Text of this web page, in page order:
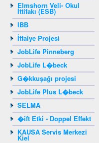
Elmshorn Veli- Okul
İttifakı (ESB)
IBB
İtfaiye Projesi
JobLife Pinneberg
JobLife L�beck
G�kkuşağı projesi
JobLife Plus L�beck
SELMA
�ift Etki - Doppel Effekt
KAUSA Servis Merkezi
Kiel